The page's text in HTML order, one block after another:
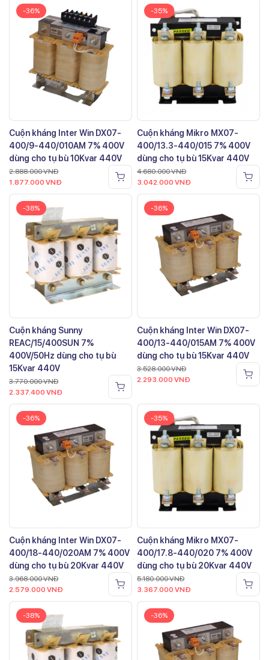
-36%
Cuộn kháng Inter Win DX07-
400/9-440/010AM 7% 400V
dùng cho tụ bù 10Kvar 440V
2.888.000VNĐ
1.877.000 VNĐ
-35%
Cuộn kháng Mikro MX07-
400/13.3-440/015 7% 400V
dùng cho tụ bù 15Kvar 440V
4.680.000VNĐ
3.042.000 VNĐ
-38%
Cuộn kháng Sunny
REAC/15/400SUN 7%
400V/50Hz dùng cho tụ bù
15Kvar 440V
3.770.000VNĐ
2.337.400 VNĐ
-36%
Cuộn kháng Inter Win DX07-
400/13-440/015AM 7% 400V
dùng cho tụ bù 15Kvar 440V
3.528.000VNĐ
2.293.000 VNĐ
-36%
Cuộn kháng Inter Win DX07-
400/18-440/020AM 7% 400V
dùng cho tụ bù 20Kvar 440V
3.968.000VNĐ
2.579.000 VNĐ
-35%
Cuộn kháng Mikro MX07-
400/17.8-440/020 7% 400V
dùng cho tụ bù 20Kvar 440V
5.180.000VNĐ
3.367.000 VNĐ
-38% -36%